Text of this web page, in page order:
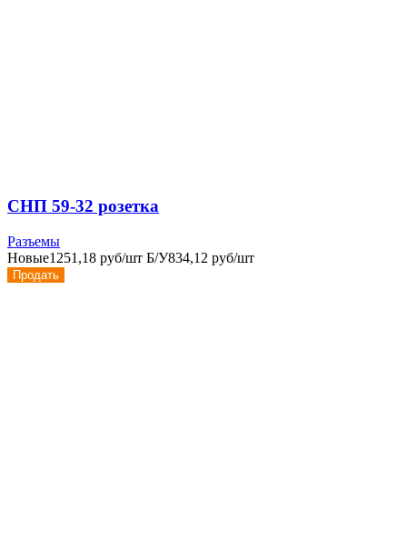
СНП 59-32 розетка
Разъемы
Новые1251,18 руб/шт Б/У834,12 руб/шт
Продать